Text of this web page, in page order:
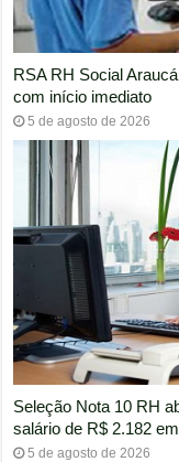
RSA RH Social
com início imediato
5 de agosto de 2026
Seleção Nota 10 RH
salário de R$ 2.182
5 de agosto de 2026